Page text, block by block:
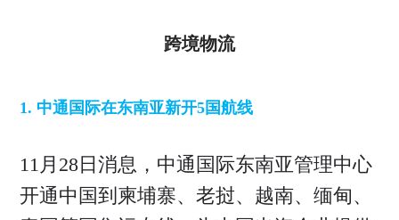
跨境物流
1. 中通国际在东南亚新开5国航线
11月28日消息，中通国际东南亚管理中心
开通中国到柬埔寨、老挝、越南、缅甸、